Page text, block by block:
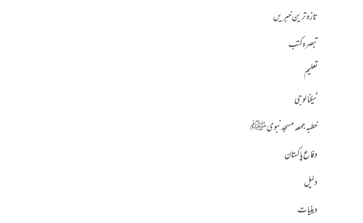
تازہ ترین خبریں
تبصرہ کتب
تعلیم
ٹیکنالوجی
خطبہ جمعہ مسجد نبوی ﷺ
دفاع پاکستان
دلیل
دینیات